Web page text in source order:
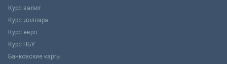
Курс валют
Курс доллара
Курс евро
Курс НБУ
Банковские карты